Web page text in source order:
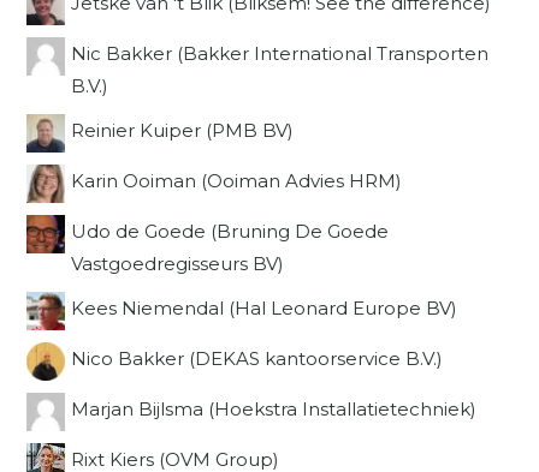
Nic Bakker (Bakker International Transporten
B.V.)
Reinier Kuiper (PMB BV)
Karin Ooiman (Ooiman Advies HRM)
Udo de Goede (Bruning De Goede
Vastgoedregisseurs BV)
Kees Niemendal (Hal Leonard Europe BV)
Nico Bakker (DEKAS kantoorservice B.V.)
Marjan Bijlsma (Hoekstra Installatietechniek)
Rixt Kiers (OVM Group)